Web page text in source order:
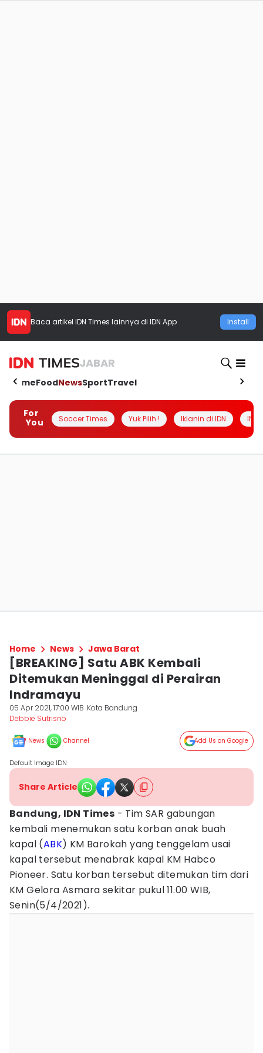
Baca artikel IDN Times lainnya di IDN App Install
JABAR
HomeFoodNewsSportTravel
For
You
Soccer Times Yuk Pilih ! Iklanin di IDN
Home News Jawa Barat
[BREAKING] Satu ABK Kembali
Ditemukan Meninggal di Perairan
Indramayu
05 Apr 2021, 17:00 WIB Kota Bandung
Debbie Sutrisno
News Channel Add Us on Google
Default Image IDN
Share Article
Bandung, IDN Times - Tim SAR gabungan
kembali menemukan satu korban anak buah
kapal (ABK) KM Barokah yang tenggelam usai
kapal tersebut menabrak kapal KM Habco
Pioneer. Satu korban tersebut ditemukan tim dari
KM Gelora Asmara sekitar pukul 11.00 WIB,
Senin(5/4/2021).